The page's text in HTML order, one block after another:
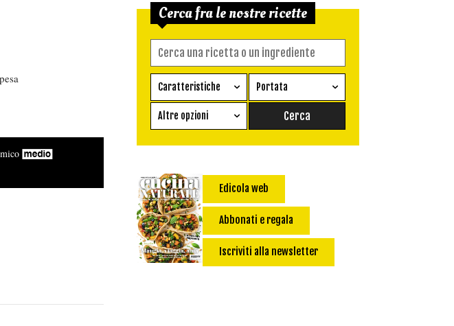
Cerca fra le nostre ricette
Caratteristiche
Ricetta vegetariana
Senza glutine
senza uova
Vegan
Portata
Antipasto
Conserva
Dessert
Pane
Salsa
Secondo
Altre opzioni
Impatto Glicemico:
Calorie max (kcal):
Edicola web
Abbonati e regala
Iscriviti alla newsletter